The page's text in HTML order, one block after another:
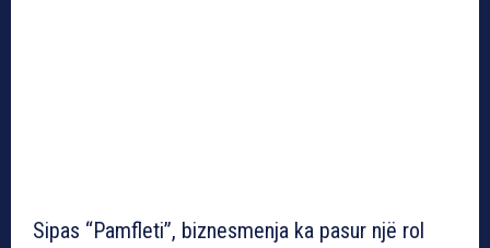
Sipas “Pamfleti”, biznesmenja ka pasur një rol